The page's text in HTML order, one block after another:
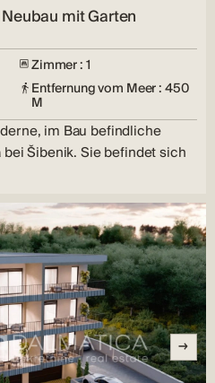
mit Garten
Zimmer : 1
Entfernung vom Meer : 450
M
im Bau befindliche
bei Šibenik. Sie befindet sich